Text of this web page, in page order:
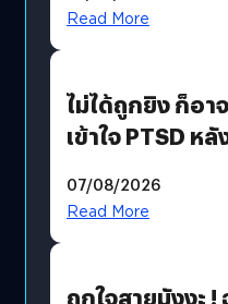
Read More
ไม่ได้ถูกยิง ก็อ
เข้าใจ PTSD ห
07/08/2026
Read More
ถูกใจสายมังงะ